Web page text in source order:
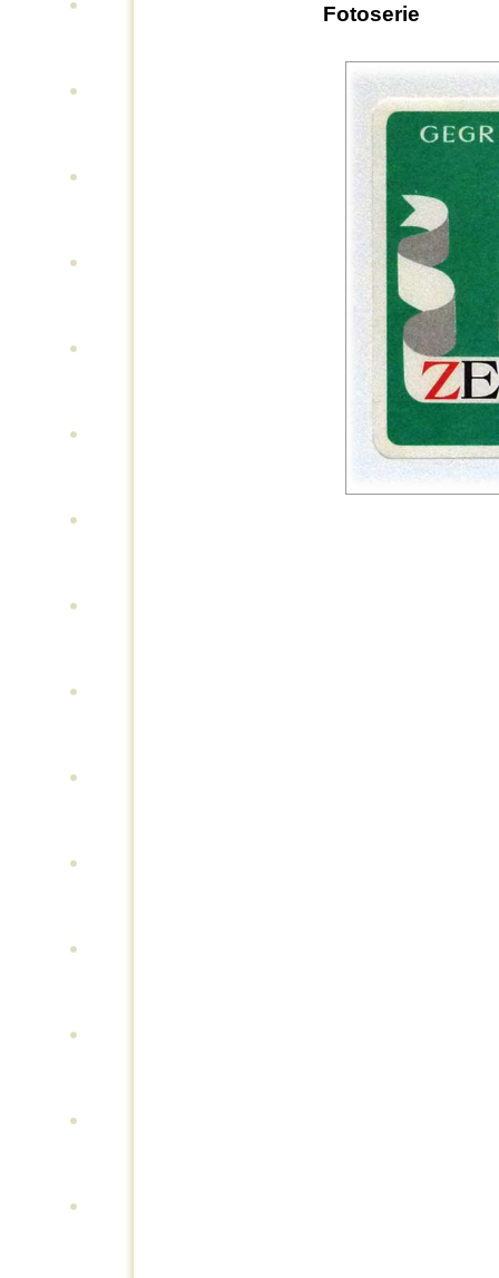
Fotoserie